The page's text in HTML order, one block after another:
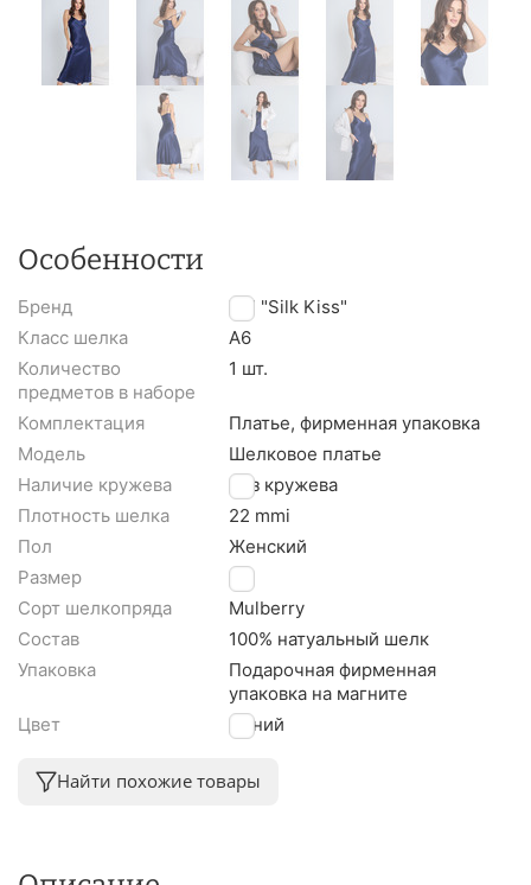
Особенности
Бренд
TM "Silk Kiss"
Класс шелка
A6
Количество
предметов в наборе
1 шт.
Комплектация
Платье, фирменная упаковка
Модель
Шелковое платье
Наличие кружева
Без кружева
Плотность шелка
22 mmi
Пол
Женский
Размер
M
Сорт шелкопряда
Mulberry
Состав
100% натуальный шелк
Упаковка
Подарочная фирменная
упаковка на магните
Цвет
Синий
Найти похожие товары